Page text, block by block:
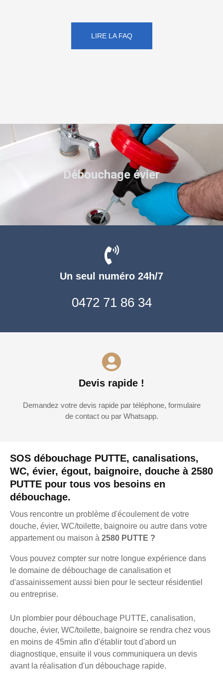
LIRE LA FAQ
SOS débouchage PUTTE, canalisations,
WC, évier, égout, baignoire, douche à 2580
PUTTE pour tous vos besoins en
débouchage.
Vous rencontre un problème d'écoulement de votre
douche, évier, WC/toilette, baignoire ou autre dans votre
appartement ou maison à 2580 PUTTE ?
Vous pouvez compter sur notre longue expérience dans
le domaine de débouchage de canalisation et
d'assainissement aussi bien pour le secteur résidentiel
ou entreprise.
Un plombier pour débouchage PUTTE, canalisation,
douche, évier, WC/toilette, baignoire se rendra chez vous
en moins de 45min afin d'établir tout d'abord un
diagnostique, ensuite il vous communiquera un devis
avant la réalisation d'un débouchage rapide.
Un seul numéro 24h/7
0472 71 86 34
Devis rapide !
Demandez votre devis rapide par téléphone, formulaire
de contact ou par Whatsapp.
Débouchage évier